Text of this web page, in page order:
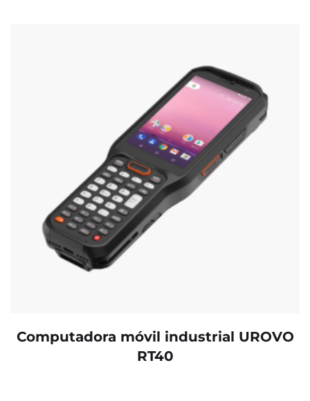
Computadora móvil industrial UROVO
RT40